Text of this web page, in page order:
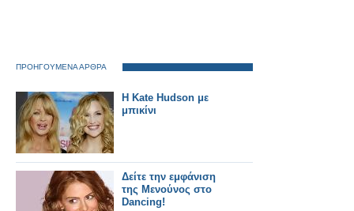
ΠΡΟΗΓΟΥΜΕΝΑ ΑΡΘΡΑ
H Kate Hudson με
μπικίνι
Δείτε την εμφάνιση
της Μενούνος στο
Dancing!